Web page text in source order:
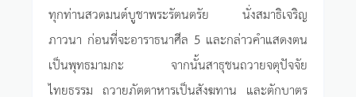
ทุกท่านสวดมนต์บูชาพระรัตนตรัย นั่งสมาธิเจริญ
ภาวนา ก่อนที่จะอาราธนาศีล 5 และกล่าวคำแสดงตน
เป็นพุทธมามกะ จากนั้นสาธุชนถวายจตุปัจจัย
ไทยธรรม ถวายภัตตาหารเป็นสังฆทาน และตักบาตร